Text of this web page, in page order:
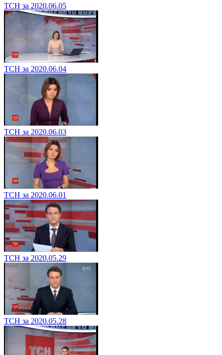
ТСН за 2020.06.05
ТСН за 2020.06.04
ТСН за 2020.06.03
ТСН за 2020.06.01
ТСН за 2020.05.29
ТСН за 2020.05.28